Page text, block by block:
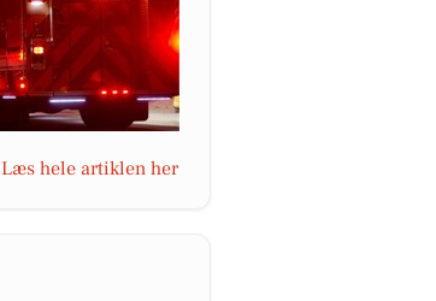
Læs hele artiklen her